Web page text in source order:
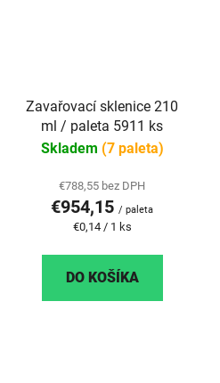
Zavařovací sklenice 210
ml / paleta 5911 ks
Skladem (7 paleta)
€788,55 bez DPH
€954,15 / paleta
Jednotková
€0,14 / 1 ks
DO KOŠÍKA